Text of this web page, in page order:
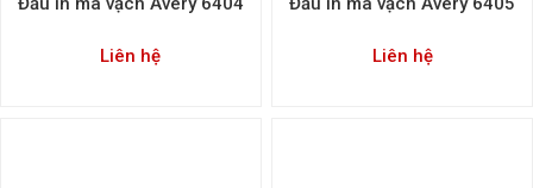
Liên hệ Liên hệ